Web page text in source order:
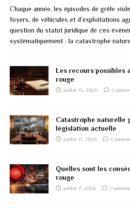
Chaque année, les épisodes de grêle
foyers, de véhicules et d’exploitations
question du statut juridique de ces
systématiquement : la catastrophe
Les recours possibles
rouge
juillet 15, 2026
Catastrophe naturelle
législation actuelle
juillet 11, 2026
Quelles sont les
rouge
juillet 7, 2026